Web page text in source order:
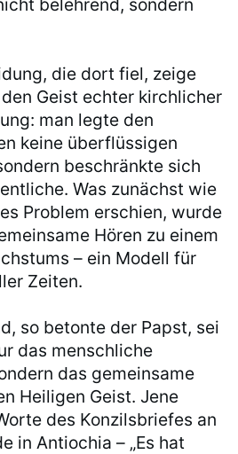
belehrend, sondern
die dort fiel, zeige
Geist echter kirchlicher
man legte den
keine überflüssigen
beschränkte sich
Was zunächst wie
Problem erschien, wurde
Hören zu einem
– ein Modell für
Zeiten.
so betonte der Papst, sei
das menschliche
das gemeinsame
Heiligen Geist. Jene
des Konzilsbriefes an
in Antiochia – „Es hat